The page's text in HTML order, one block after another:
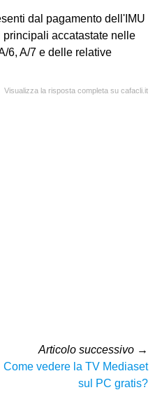
dal pagamento dell'IMU
accatastate nelle
6, A/7 e delle relative
Visualizza la risposta completa su cafacli.it
Articolo successivo →
Come vedere la TV Mediaset
sul PC gratis?